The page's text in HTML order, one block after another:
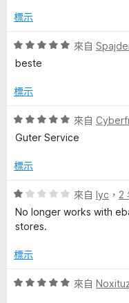
分
滿
5
分
標示
評
價
分
滿
分
分
來自
beste
標示
評
價
分
滿
分
來自
Guter Service
標示
評
價
1
，
分
來自 lyc ， 2
No longer works with
stores.
標示
評
來自